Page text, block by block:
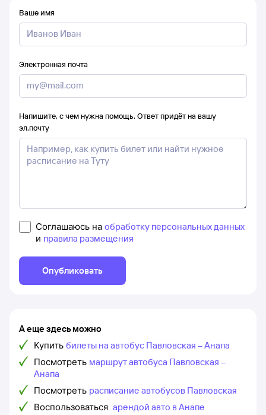
Ваше имя
Электронная почта
Напишите, с чем нужна помощь. Ответ придёт на вашу
эл.почту
Соглашаюсь на обработку персональных данных
и правила размещения
Опубликовать
А еще здесь можно
Купить билеты на автобус Павловская – Анапа
Посмотреть маршрут автобуса Павловская –
Анапа
Посмотреть расписание автобусов Павловская
Воспользоваться арендой авто в Анапе